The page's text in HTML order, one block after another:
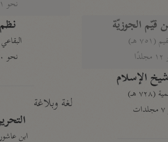
قيّم الجوزيّة
هـ)
الإسلام
هـ)
نحو ١١ مجلدًا
البقاعي
نحو ٢٠ مجلدًا
لغة وبلاغة
ابن عاشور